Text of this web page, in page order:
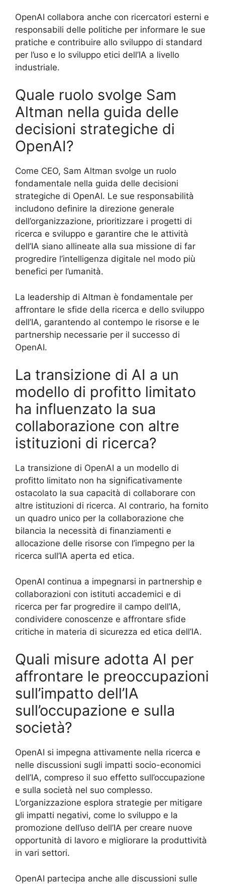
OpenAI collabora anche con ricercatori esterni e
responsabili delle politiche per informare le sue
pratiche e contribuire allo sviluppo di standard
per l’uso e lo sviluppo etici dell’IA a livello
industriale.
Quale ruolo svolge Sam
Altman nella guida delle
decisioni strategiche di
OpenAI?
Come CEO, Sam Altman svolge un ruolo
fondamentale nella guida delle decisioni
strategiche di OpenAI. Le sue responsabilità
includono definire la direzione generale
dell’organizzazione, prioritizzare i progetti di
ricerca e sviluppo e garantire che le attività
dell’IA siano allineate alla sua missione di far
progredire l’intelligenza digitale nel modo più
benefici per l’umanità.
La leadership di Altman è fondamentale per
affrontare le sfide della ricerca e dello sviluppo
dell’IA, garantendo al contempo le risorse e le
partnership necessarie per il successo di
OpenAI.
La transizione di AI a un
modello di profitto limitato
ha influenzato la sua
collaborazione con altre
istituzioni di ricerca?
La transizione di OpenAI a un modello di
profitto limitato non ha significativamente
ostacolato la sua capacità di collaborare con
altre istituzioni di ricerca. Al contrario, ha fornito
un quadro unico per la collaborazione che
bilancia la necessità di finanziamenti e
allocazione delle risorse con l’impegno per la
ricerca sull’IA aperta ed etica.
OpenAI continua a impegnarsi in partnership e
collaborazioni con istituti accademici e di
ricerca per far progredire il campo dell’IA,
condividere conoscenze e affrontare sfide
critiche in materia di sicurezza ed etica dell’IA.
Quali misure adotta AI per
affrontare le preoccupazioni
sull’impatto dell’IA
sull’occupazione e sulla
società?
OpenAI si impegna attivamente nella ricerca e
nelle discussioni sugli impatti socio-economici
dell’IA, compreso il suo effetto sull’occupazione
e sulla società nel suo complesso.
L’organizzazione esplora strategie per mitigare
gli impatti negativi, come lo sviluppo e la
promozione dell’uso dell’IA per creare nuove
opportunità di lavoro e migliorare la produttività
in vari settori.
OpenAI partecipa anche alle discussioni sulle